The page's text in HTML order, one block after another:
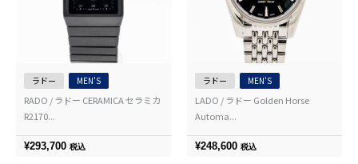
ラドー MEN'S
RADO / ラドー CERAMICA セラミカ
R2170...
¥293,700 税込
ラドー MEN'S
LADO / ラドー Golden Horse
Automa...
¥248,600 税込